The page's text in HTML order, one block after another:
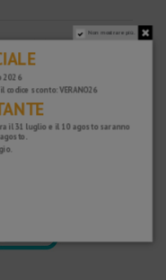
Non mostrare più.
2026
sconto: VERANO26
il 31 luglio e il 10 agosto saranno